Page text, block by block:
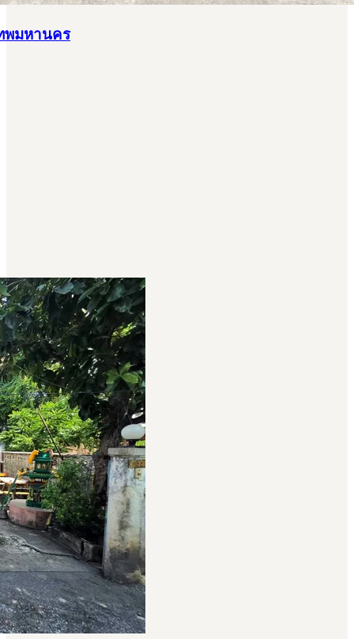
พมหานคร